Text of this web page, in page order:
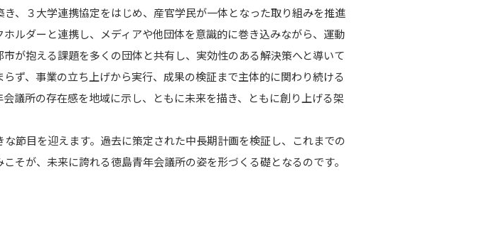
、３大学連携協定をはじめ、産官学民が一体となった取り組みを推進
ルダーと連携し、メディアや他団体を意識的に巻き込みながら、運動
が抱える課題を多くの団体と共有し、実効性のある解決策へと導いて
ず、事業の立ち上げから実行、成果の検証まで主体的に関わり続ける
議所の存在感を地域に示し、ともに未来を描き、ともに創り上げる架
節目を迎えます。過去に策定された中長期計画を検証し、これまでの
そが、未来に誇れる徳島青年会議所の姿を形づくる礎となるのです。